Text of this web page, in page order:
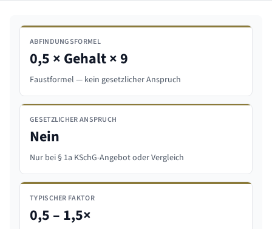
ABFINDUNGSFORMEL
0,5 × Gehalt × 9
Faustformel — kein gesetzlicher Anspruch
GESETZLICHER ANSPRUCH
Nein
Nur bei § 1a KSchG-Angebot oder Vergleich
TYPISCHER FAKTOR
0,5 – 1,5×